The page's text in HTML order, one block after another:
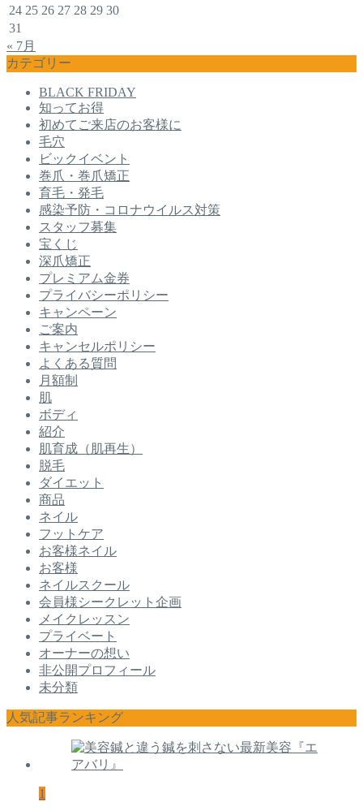
24 25 26 27 28 29 30
31
« 7月
カテゴリー
BLACK FRIDAY
知ってお得
初めてご来店のお客様に
毛穴
ビックイベント
巻爪・巻爪矯正
育毛・発毛
感染予防・コロナウイルス対策
スタッフ募集
宝くじ
深爪矯正
プレミアム金券
プライバシーポリシー
キャンペーン
ご案内
キャンセルポリシー
よくある質問
月額制
肌
ボディ
紹介
肌育成（肌再生）
脱毛
ダイエット
商品
ネイル
フットケア
お客様ネイル
お客様
ネイルスクール
会員様シークレット企画
メイクレッスン
プライベート
オーナーの想い
非公開プロフィール
未分類
人気記事ランキング
1